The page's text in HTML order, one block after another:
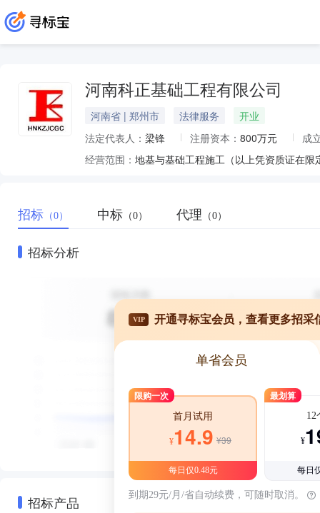
河南科正基础工程有限公司
河南省 | 郑州市 法律服务
开业
法定代表人： 梁锋 注册资本： 800万元
成
经营范围： 地基与基础工程施工（以上凭资质证在限
招标 （0） 中标 （0） 代理 （0）
招标分析
招标产品
VIP 开通寻标宝会员，查看更多招采
单省会员
限购一次
首月试用
¥14.9 ¥39
每日仅0.48元
最划算
12
¥
每日
到期29元/月/省自动续费，可随时取消。